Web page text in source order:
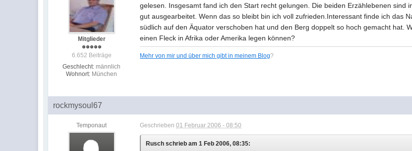
Mitglieder
6.652 Beiträge
Geschlecht: männlich
Wohnort: München
gelesen. Insgesamt fand ich den Start recht gelungen. Die beiden Erzählebenen sind
gut ausgearbeitet. Wenn das so bleibt bin ich voll zufrieden.Interessant finde ich das
südlich auf den Äquator verschoben hat und den Berg doppelt so hoch gemacht hat.
einen Fleck in Afrika oder Amerika legen können?
Mehr von mir und über mich gibt in meinem Blog?
rockmysoul67
Temponaut Geschrieben01 Februar 2006 - 08:50
Rusch schrieb am 1 Feb 2006, 08:35: